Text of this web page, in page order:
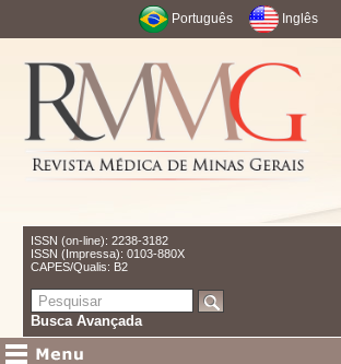
Português Inglês
ISSN (on-line): 2238-3182
ISSN (Impressa): 0103-880X
CAPES/Qualis: B2
Busca Avançada